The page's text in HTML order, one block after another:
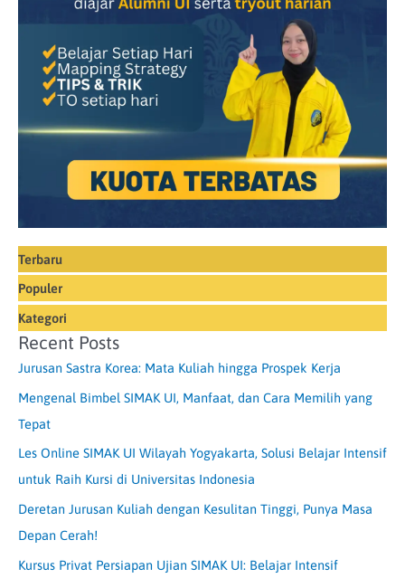
Terbaru
Populer
Kategori
Recent Posts
Jurusan Sastra Korea: Mata Kuliah hingga Prospek Kerja
Mengenal Bimbel SIMAK UI, Manfaat, dan Cara Memilih yang
Tepat
Les Online SIMAK UI Wilayah Yogyakarta, Solusi Belajar Intensif
untuk Raih Kursi di Universitas Indonesia
Deretan Jurusan Kuliah dengan Kesulitan Tinggi, Punya Masa
Depan Cerah!
Kursus Privat Persiapan Ujian SIMAK UI: Belajar Intensif